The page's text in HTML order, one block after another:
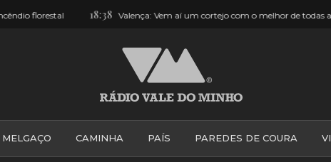
18:38 Valença: Vem aí um cortejo com o melhor de todas as freguesias
MELGAÇO CAMINHA PAÍS PAREDES DE COURA